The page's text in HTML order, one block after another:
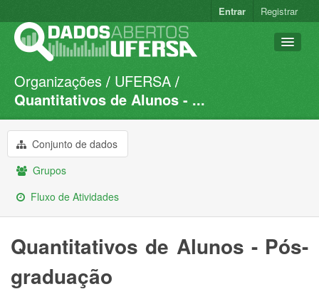
Entrar Registrar
Conjuntos de dados
Organizações
Grupos
Sobre
Organizações
UFERSA
Quantitativos de Alunos - ...
Conjunto de dados
Grupos
Fluxo de Atividades
Quantitativos de Alunos - Pós-
graduação